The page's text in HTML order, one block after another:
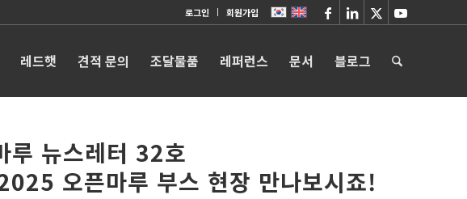
로그인 회원가입
레드햇 견적 문의 조달물품 레퍼런스 문서 블로그
루 뉴스레터 32호
오픈마루 부스 현장 만나보시죠!